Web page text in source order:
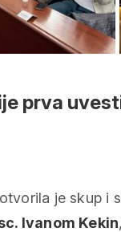
prva
je skup i
Ivanom Kekin,